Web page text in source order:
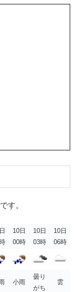
す。
10日
00時
10日
03時
10日
06時
小雨
曇り
がち
雲